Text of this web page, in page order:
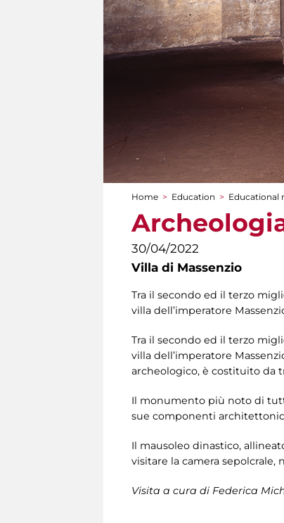
You are here
Home > Education > Educational
30/04/2022
Villa di Massenzio
Tra il secondo ed il terzo
villa dell’imperatore
Tra il secondo ed il terzo
villa dell’imperatore
archeologico, è costituito da
Il monumento più noto di
sue componenti
Il mausoleo dinastico,
visitare la camera
Visita a cura di Federica